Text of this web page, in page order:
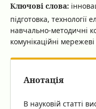
Ключові слова:
підготовка, технології
навчально-методичні
комунікаційні
Анотація
В науковій статті